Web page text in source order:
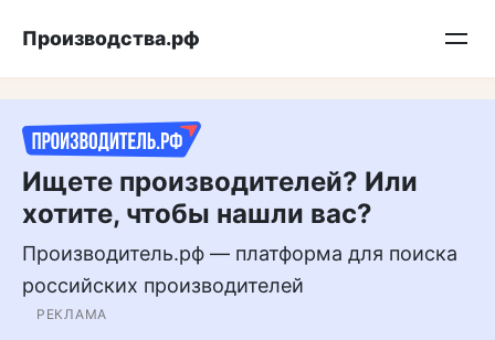
Подписывайтесь на нас в MAX
Производства.рф
Ищете производителей? Или
хотите, чтобы нашли вас?
Производитель.рф — платформа для поиска
российских производителей
РЕКЛАМА